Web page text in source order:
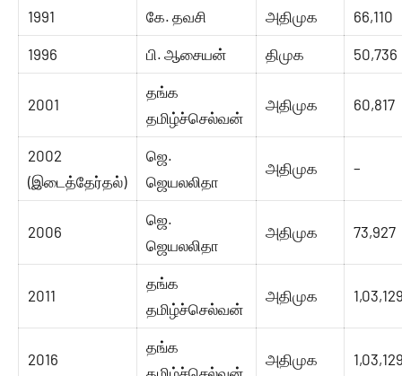
1991 கே. தவசி அதிமுக 66,110
1996 பி. ஆசையன் திமுக 50,736
2001
தங்க
தமிழ்ச்செல்வன்
அதிமுக 60,817
2002
(இடைத்தேர்தல்)
ஜெ.
ஜெயலலிதா
அதிமுக –
2006
ஜெ.
ஜெயலலிதா
அதிமுக 73,927
2011
தங்க
தமிழ்ச்செல்வன்
அதிமுக
2016
தங்க
அதிமுக